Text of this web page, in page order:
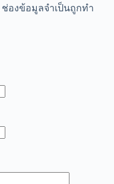
ช่องข้อมูลจำเป็นถูกทำ